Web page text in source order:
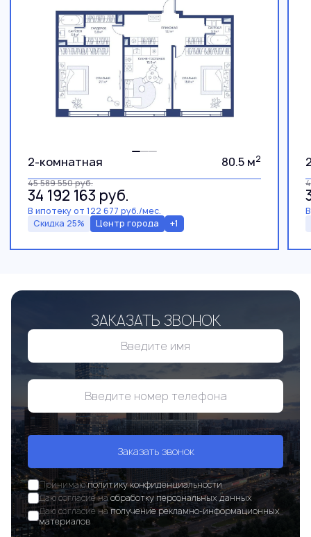
2-комнатная 80.5 м2
45 589 550руб.
34 192 163 руб.
В ипотеку от 122 677 руб./мес.
Скидка 25%
Центр города +1
ЗАКАЗАТЬ ЗВОНОК
Заказать звонок
Принимаюполитику конфиденциальности
Даю согласие наобработку персональных данных
Даю согласие наполучение рекламно-информационных
материалов